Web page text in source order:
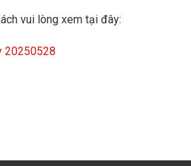
vui lòng xem tại đây:
20250528